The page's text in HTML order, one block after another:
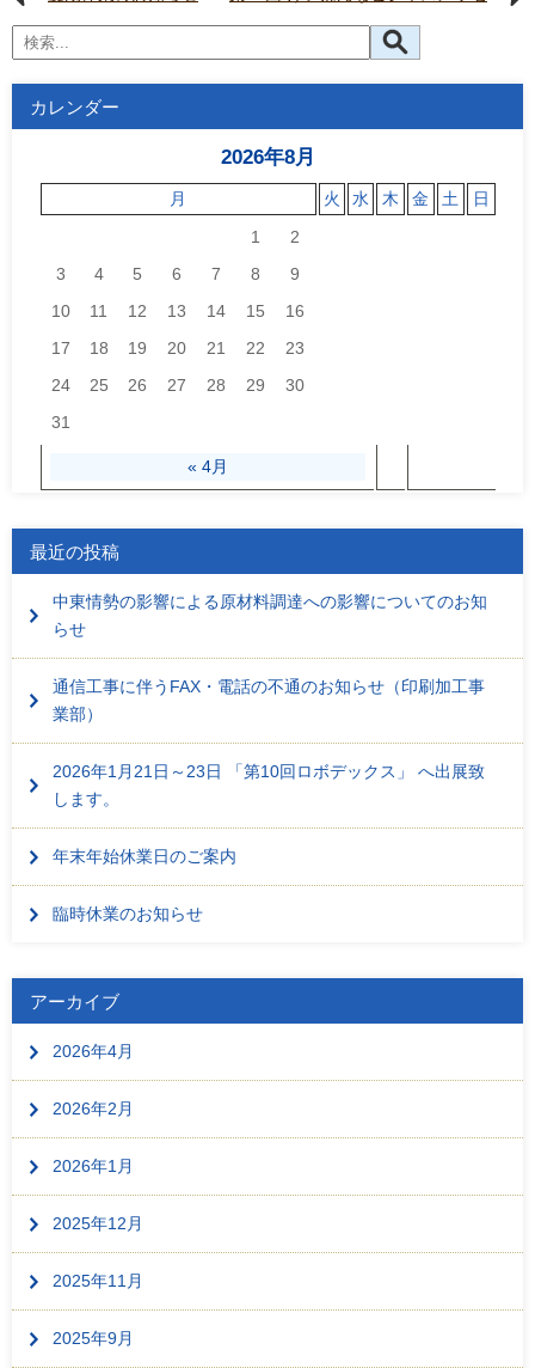
カレンダー
2026年8月
月 火 水 木 金 土 日
« 4月
1
2
3
4 5 6 7 8
9
10
11 12 13 14 15
16
17
18 19 20 21 22
23
24
25 26 27 28 29
30
31
最近の投稿
中東情勢の影響による原材料調達への影響についてのお知
らせ
通信工事に伴うFAX・電話の不通のお知らせ（印刷加工事
業部）
2026年1月21日～23日 「第10回ロボデックス」 へ出展致
します。
年末年始休業日のご案内
臨時休業のお知らせ
アーカイブ
2026年4月
2026年2月
2026年1月
2025年12月
2025年11月
2025年9月